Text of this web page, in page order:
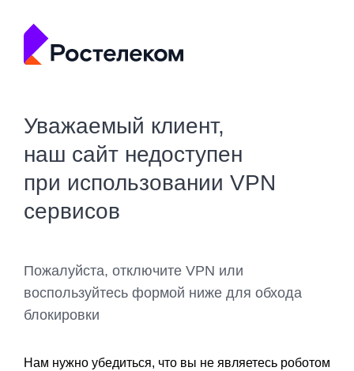
Уважаемый клиент,
наш сайт недоступен
при использовании VPN
сервисов
Пожалуйста, отключите VPN или
воспользуйтесь формой ниже для обхода
блокировки
Нам нужно убедиться, что вы не являетесь роботом